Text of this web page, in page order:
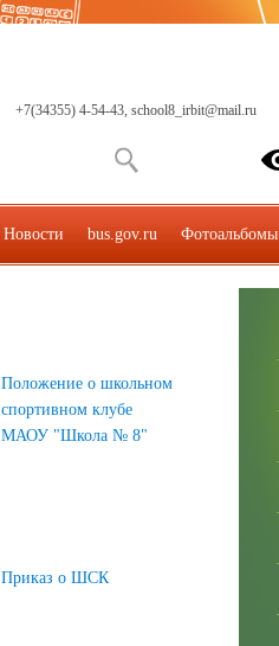
Положение о школьном
спортивном клубе
МАОУ "Школа № 8"
Приказ о ШСК
+7(34355) 4-54-43, school8_irbit@mail.ru
Новости bus.gov.ru Фотоальбомы